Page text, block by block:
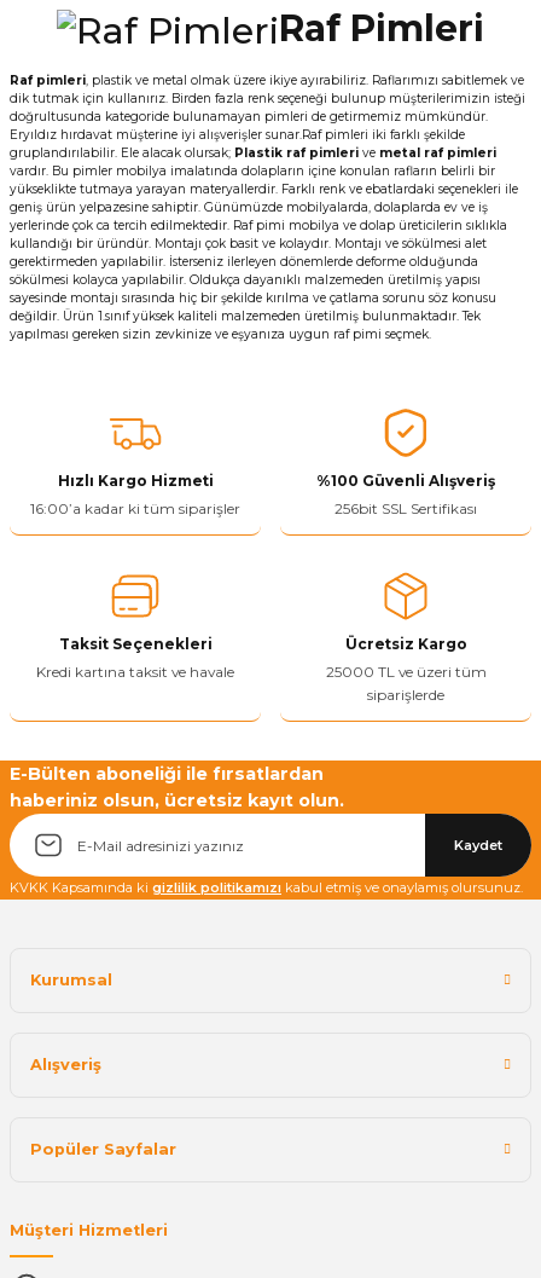
Raf Pimleri
Raf pimleri, plastik ve metal olmak üzere ikiye ayırabiliriz. Raflarımızı sabitlemek ve
dik tutmak için kullanırız. Birden fazla renk seçeneği bulunup müşterilerimizin isteği
doğrultusunda kategoride bulunamayan pimleri de getirmemiz mümkündür.
Eryıldız hırdavat müşterine iyi alışverişler sunar.Raf pimleri iki farklı şekilde
gruplandırılabilir. Ele alacak olursak; Plastik raf pimleri ve metal raf pimleri
vardır. Bu pimler mobilya imalatında dolapların içine konulan rafların belirli bir
yükseklikte tutmaya yarayan materyallerdir. Farklı renk ve ebatlardaki seçenekleri ile
geniş ürün yelpazesine sahiptir. Günümüzde mobilyalarda, dolaplarda ev ve iş
yerlerinde çok ca tercih edilmektedir. Raf pimi mobilya ve dolap üreticilerin sıklıkla
kullandığı bir üründür. Montajı çok basit ve kolaydır. Montajı ve sökülmesi alet
gerektirmeden yapılabilir. İsterseniz ilerleyen dönemlerde deforme olduğunda
sökülmesi kolayca yapılabilir. Oldukça dayanıklı malzemeden üretilmiş yapısı
sayesinde montajı sırasında hiç bir şekilde kırılma ve çatlama sorunu söz konusu
değildir. Ürün 1.sınıf yüksek kaliteli malzemeden üretilmiş bulunmaktadır. Tek
yapılması gereken sizin zevkinize ve eşyanıza uygun raf pimi seçmek.
Hızlı Kargo Hizmeti
16:00’a kadar ki tüm siparişler
%100 Güvenli Alışveriş
256bit SSL Sertifikası
Taksit Seçenekleri
Kredi kartına taksit ve havale
Ücretsiz Kargo
25000 TL ve üzeri tüm
siparişlerde
E-Bülten aboneliği ile fırsatlardan
haberiniz olsun, ücretsiz kayıt olun.
Kaydet
KVKK Kapsamında ki gizlilik politikamızı kabul etmiş ve onaylamış olursunuz.
Kurumsal
Alışveriş
Popüler Sayfalar
Müşteri Hizmetleri